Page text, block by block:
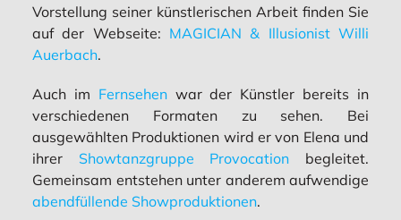
Vorstellung seiner künstlerischen Arbeit finden Sie
auf der Webseite: MAGICIAN & Illusionist Willi
Auerbach.
Auch im Fernsehenwar der Künstler bereits in
verschiedenen Formaten zu sehen. Bei
ausgewählten Produktionen wird er von Elena und
ihrer Showtanzgruppe Provocation begleitet.
Gemeinsam entstehen unter anderem aufwendige
abendfüllende Showproduktionen.